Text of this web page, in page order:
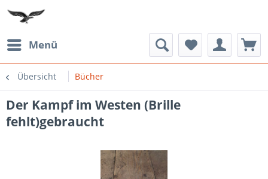
Menü
Übersicht Bücher
Der Kampf im Westen (Brille
fehlt)gebraucht